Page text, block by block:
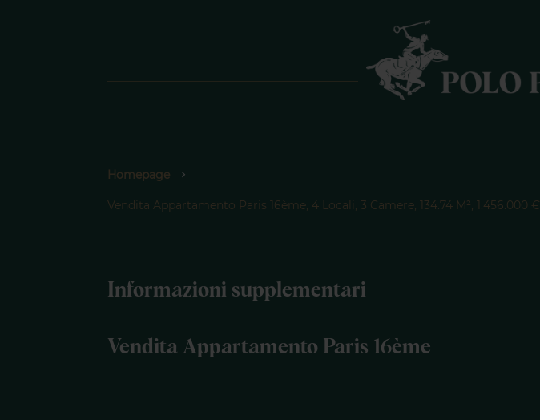
Homepage
Vendita Appartamento Paris 16ème, 4 Locali, 3 Camere, 134.74 M², 1.456.000 €
Informazioni supplementari
Vendita Appartamento Paris 16ème